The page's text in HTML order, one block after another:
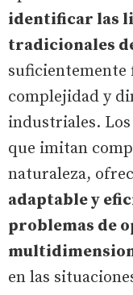
identificar las
tradicionales
suficientemente
complejidad y
industriales.
que imitan
naturaleza,
adaptable y
problemas de
en las